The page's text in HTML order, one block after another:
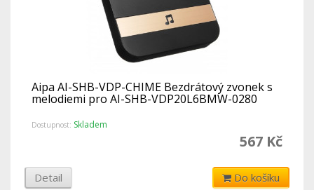
Aipa AI-SHB-VDP-CHIME Bezdrátový zvonek s
melodiemi pro AI-SHB-VDP20L6BMW-0280
Dostupnost: Skladem
567 Kč
Detail Do košíku